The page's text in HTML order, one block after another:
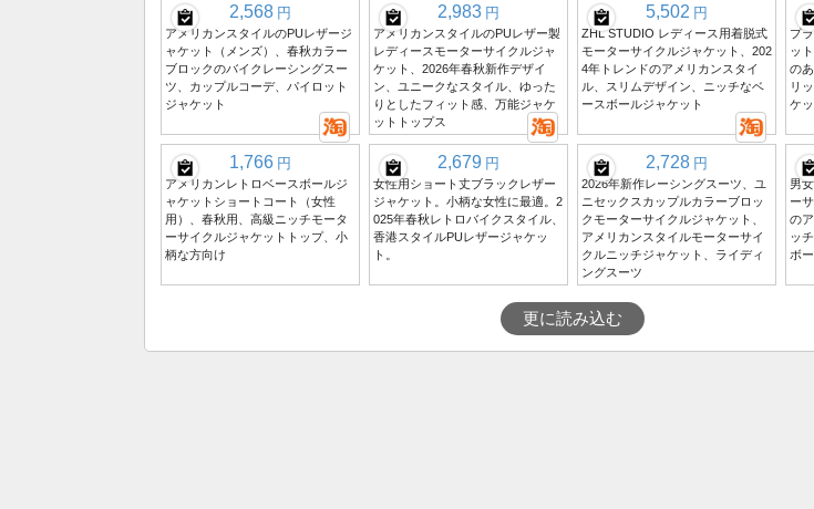
2,568 円
アメリカンスタイルのPUレザージ
ャケット（メンズ）、春秋カラー
ブロックのバイクレーシングスー
ツ、カップルコーデ、パイロット
ジャケット
2,983 円
アメリカンスタイルのPUレザー製
レディースモーターサイクルジャ
ケット、2026年春秋新作デザイ
ン、ユニークなスタイル、ゆった
りとしたフィット感、万能ジャケ
ットトップス
5,502 円
ZHL STUDIO レディース用着脱式
モーターサイクルジャケット、202
4年トレンドのアメリカンスタイ
ル、スリムデザイン、ニッチなベ
ースボールジャケット
プ
ッ
の
リ
ケッ
1,766 円
アメリカンレトロベースボールジ
ャケットショートコート（女性
用）、春秋用、高級ニッチモータ
ーサイクルジャケットトップ、小
柄な方向け
2,679 円
女性用ショート丈ブラックレザー
ジャケット。小柄な女性に最適。2
025年春秋レトロバイクスタイル、
香港スタイルPUレザージャケッ
ト。
2,728 円
2026年新作レーシングスーツ、ユ
ニセックスカップルカラーブロッ
クモーターサイクルジャケット、
アメリカンスタイルモーターサイ
クルニッチジャケット、ライディ
ングスーツ
男
ー
の
ッ
ボ
更に読み込む